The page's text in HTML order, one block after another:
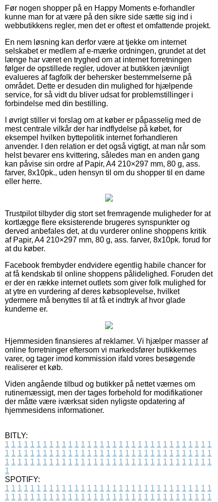
Før nogen shopper på en Happy Moments e-forhandler
kunne man for at være på den sikre side sætte sig ind i
webbutikkens regler, men det er oftest et omfattende projekt.
En nem løsning kan derfor være at tjekke om internet
selskabet er medlem af e-mærke ordningen, grundet at det
længe har været en tryghed om at internet forretningen
følger de opstillede regler, udover at butikken jævnligt
evalueres af fagfolk der behersker bestemmelserne på
området. Dette er desuden din mulighed for hjælpende
service, for så vidt du bliver udsat for problemstillinger i
forbindelse med din bestilling.
I øvrigt stiller vi forslag om at køber er påpasselig med de
mest centrale vilkår der har indflydelse på købet, for
eksempel hvilken byttepolitik internet forhandleren
anvender. I den relation er det også vigtigt, at man når som
helst bevarer ens kvittering, således man en anden gang
kan påvise sin ordre af Papir, A4 210×297 mm, 80 g, ass.
farver, 8x10pk., uden hensyn til om du shopper til en dame
eller herre.
Trustpilot tilbyder dig stort set fremragende muligheder for at
kortlægge flere eksisterende brugeres synspunkter og
derved anbefales det, at du vurderer online shoppens kritik
af Papir, A4 210×297 mm, 80 g, ass. farver, 8x10pk. forud for
at du køber.
Facebook frembyder endvidere egentlig habile chancer for
at få kendskab til online shoppens pålidelighed. Foruden det
er der en række internet outlets som giver folk mulighed for
at ytre en vurdering af deres købsoplevelse, hvilket
ydermere må benyttes til at få et indtryk af hvor glade
kunderne er.
Hjemmesiden finansieres af reklamer. Vi hjælper masser af
online forretninger eftersom vi markedsfører butikkernes
varer, og tager imod kommission ifald vores besøgende
realiserer et køb.
Viden angående tilbud og butikker på nettet værnes om
rutinemæssigt, men der tages forbehold for modifikationer
der måtte være iværksat siden nyligste opdatering af
hjemmesidens informationer.
BITLY:
1 1 1 1 1 1 1 1 1 1 1 1 1 1 1 1 1 1 1 1 1 1 1 1 1 1 1 1 1 1 1 1 1
1 1 1 1 1 1 1 1 1 1 1 1 1 1 1 1 1 1 1 1 1 1 1 1 1 1 1 1 1 1 1 1 1
1 1 1 1 1 1 1 1 1 1 1 1 1 1 1 1 1 1 1 1 1 1 1 1 1 1 1 1 1 1 1 1 1
1
SPOTIFY:
1 1 1 1 1 1 1 1 1 1 1 1 1 1 1 1 1 1 1 1 1 1 1 1 1 1 1 1 1 1 1 1 1
1 1 1 1 1 1 1 1 1 1 1 1 1 1 1 1 1 1 1 1 1 1 1 1 1 1 1 1 1 1 1 1 1